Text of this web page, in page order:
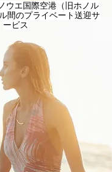
ウエ国際空港（旧ホノル
間のプライベート送迎サ
ービス